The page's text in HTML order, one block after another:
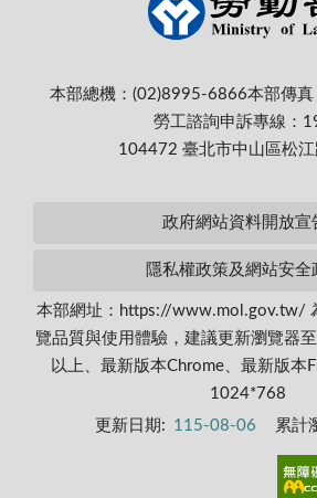
本部總機：(02)8995-6866本部傳
勞工諮詢申訴專線：
104472 臺北市中山區松
政府網站資料開放宣
隱私權政策及網站安全
本部網址：https://www.mol.gov.tw/
覽品質與使用體驗，建議更新瀏覽器
以上、最新版本Chrome、最新版本
1024*768
更新日期: 115-08-06 累計